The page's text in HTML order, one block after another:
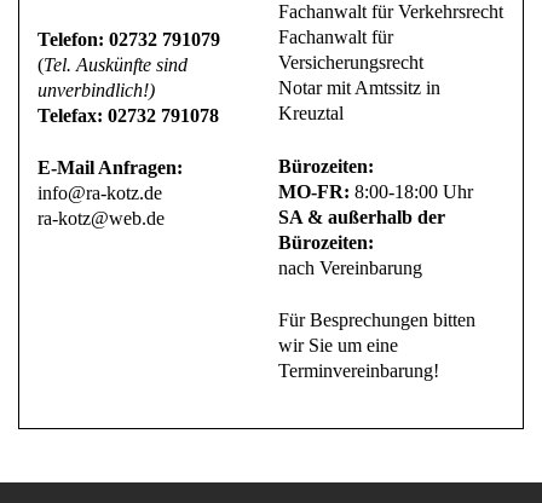
Telefon: 02732 791079
(Tel. Auskünfte sind
unverbindlich!)
Telefax: 02732 791078
E-Mail Anfragen:
info@ra-kotz.de
ra-kotz@web.de
Fachanwalt für Verkehrsrecht
Fachanwalt für
Versicherungsrecht
Notar mit Amtssitz in
Kreuztal
Bürozeiten:
MO-FR:8:00-18:00 Uhr
SA & außerhalb der
Bürozeiten:
nach Vereinbarung
Für Besprechungen bitten
wir Sie um eine
Terminvereinbarung!